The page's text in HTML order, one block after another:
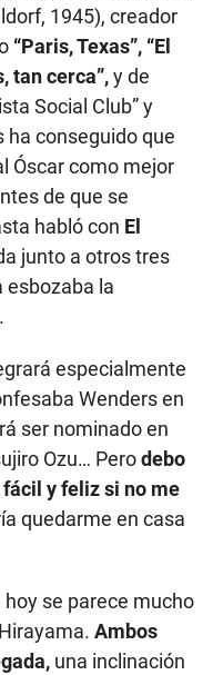
1945), creador
“Paris, Texas”, “El
tan cerca”,y de
Social Club” y
ha conseguido que
Óscar como mejor
de que se
habló con El
junto a otros tres
esbozaba la
especialmente
Wenders en
ser nominado en
Ozu… Perodebo
y feliz si no me
quedarme en casa
hoy se parece mucho
Ambos
una inclinación